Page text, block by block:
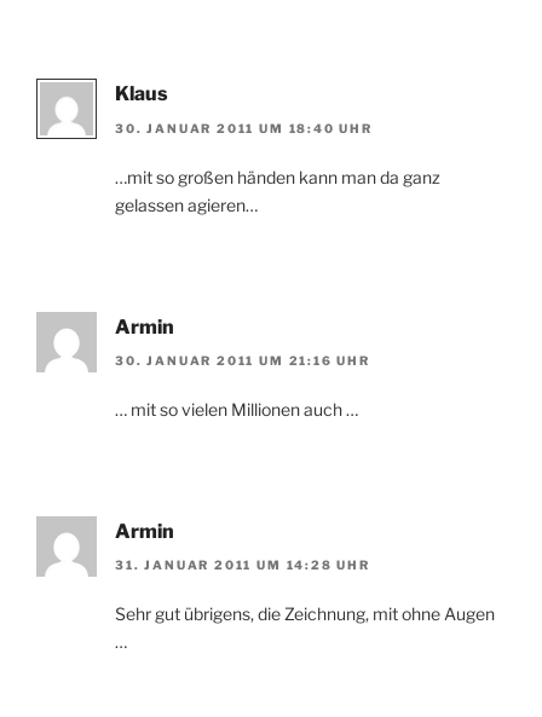
Klaus
30. JANUAR 2011 UM 18:40 UHR
…mit so großen händen kann man da ganz
gelassen agieren…
Armin
30. JANUAR 2011 UM 21:16 UHR
… mit so vielen Millionen auch …
Armin
31. JANUAR 2011 UM 14:28 UHR
Sehr gut übrigens, die Zeichnung, mit ohne Augen
…